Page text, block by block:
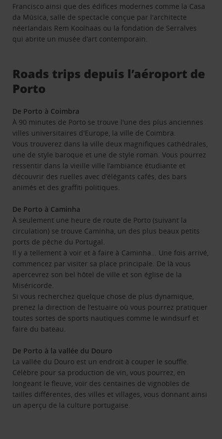
Francisco ainsi que des édifices modernes comme la Casa
da Música, salle de spectacle conçue par l'architecte
néerlandais Rem Koolhaas ou la fondation de Serralves
qui abrite un musée d’art contemporain.
Roads trips depuis l’aéroport de
Porto
De Porto à Coimbra
À 90 minutes de Porto se trouve l'une des plus anciennes
villes universitaires d'Europe, la ville de Coimbra.
Vous trouverez dans la ville deux magnifiques cathédrales,
une de style baroque et une de style roman. Vous pourrez
ressentir dans la vieille ville l’ambiance étudiante et
découvrir des ruelles avec d’élégants cafés, des bars
animés et des graffiti politiques.
De Porto à Caminha
À seulement une heure de route de Porto (suivant la
circulation) se trouve Caminha, un des plus beaux petits
ports de pêche du Portugal.
Il y a tellement à voir et à faire à Caminha… Une fois arrivé,
commencez par visiter sa place principale. De là vous
apercevrez son bel hôtel de ville et son église de la
Miséricorde.
Si vous recherchez quelque chose de plus dynamique,
prenez la direction de l’estuaire où vous pourrez pratiquer
toutes sortes de sports nautiques comme le windsurf et
faire du bateau.
De Porto à la vallée du Douro
La vallée du Douro est un endroit à couper le souffle.
Célèbre pour sa production de vin, vous pourrez, en
longeant le fleuve, voir des centaines de vignobles de
tailles différentes, des villes et villages, vous donnant ainsi
un aperçu de la culture portugaise.